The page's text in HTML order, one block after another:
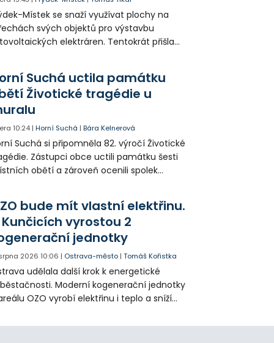
Místek se snaží využívat plochy na
svých objektů pro výstavbu
elektráren. Tentokrát přišla
Suchá uctila památku
Životické tragédie u
10:24 |Horní Suchá |Bára Kelnerová
Suchá si připomněla 82. výročí Životické
Zástupci obce uctili památku šesti
obětí a zároveň ocenili spolek
bude mít vlastní elektřinu.
Kunčicích vyrostou 2
jednotky
2026 10:06 | Ostrava-město |Tomáš Kořistka
udělala další krok k energetické
Moderní kogenerační jednotky
OZO vyrobí elektřinu i teplo a sníží
přímo v Kunčicích.